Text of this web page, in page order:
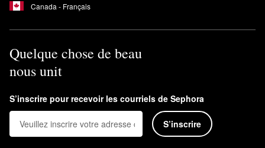
Canada - Français
Quelque chose de beau
nous unit
S’inscrire pour recevoir les courriels de Sephora
S’inscrire